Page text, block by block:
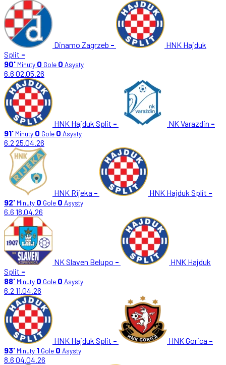
Dinamo Zagrzeb -
HNK Hajduk
Split -
90' Minuty 0 Gole 0 Asysty
6.6 02.05.26
HNK Hajduk Split - NK Varazdin -
91' Minuty 0 Gole 0 Asysty
6.2 25.04.26
HNK Rijeka - HNK Hajduk Split -
92' Minuty 0 Gole 0 Asysty
6.6 18.04.26
NK Slaven Belupo -
HNK Hajduk
Split -
88' Minuty 0 Gole 0 Asysty
6.2 11.04.26
HNK Hajduk Split - HNK Gorica -
93' Minuty 1 Gole 0 Asysty
8.6 04.04.26